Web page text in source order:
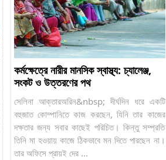
কর্মক্ষেত্রে নারীর মানসিক স্বাস্থ্য: চ্যালেঞ্জ,
সংকট ও উত্তরণের পথ
সেলিনা আক্তারঅরিন&nbsp; দীর্ঘদিন ধরে একটি
বহুজাত কোম্পানিতে কাজ করছেন, যিনি তার কাজের
দক্ষতার জন্য সবার কাছেই পরিচিত। কিন্তু সম্প্রতি
তিনি মা হওয়ায় কাজে ঠিকভাবে মন দিতে পারছেন না।
তার অফিসে প্রায়ই দের ...